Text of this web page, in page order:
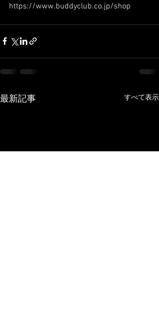
https://www.buddyclub.co.jp/shop
最新記事 すべて表示